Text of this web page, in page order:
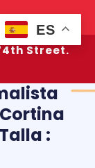
Street.
:
ES